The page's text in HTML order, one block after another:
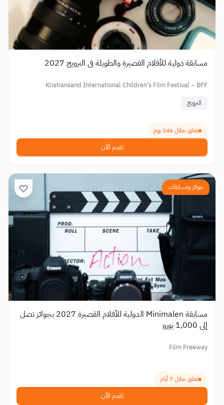
مسابقة دولية للأفلام القصيرة والطويلة في النرويج 2027
Kristiansand International Children’s Film Festival – BFF
النرويج
تغلق خلال 146 يوم
تقدم الآن
جوائز ومسابقات
مسابقة Minimalen الدولية للأفلام القصيرة 2027 بجوائز تصل
إلى 1,000 يورو
Film Freeway
تغلق خلال 7 أيام
تقدم الآن